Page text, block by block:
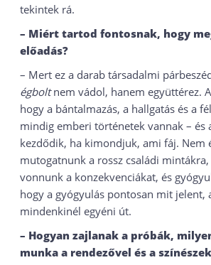
tekintek rá.
– Miért tartod fontosnak, hogy
előadás?
– Mert ez a darab társadalmi
égboltnem vádol, hanem együttérez.
hogy a bántalmazás, a hallgatás és a
mindig emberi történetek vannak – és
kezdődik, ha kimondjuk, ami fáj. Nem
mutogatnunk a rossz családi mintákra,
vonnunk a konzekvenciákat, és
hogy a gyógyulás pontosan mit jelent,
mindenkinél egyéni út.
– Hogyan zajlanak a próbák,
munka a rendezővel és a